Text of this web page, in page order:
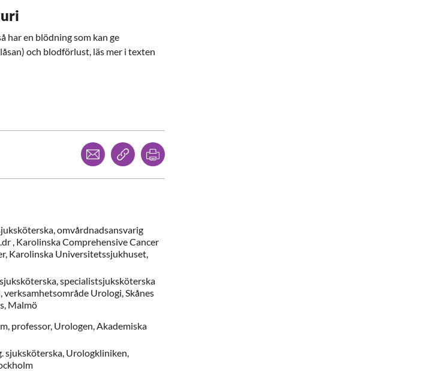
har en blödning som kan ge
och blodförlust, läs mer i texten
Dela via mejlKopiera länk
omvårdnadsansvarig
, Karolinska Comprehensive Cancer
Karolinska Universitetssjukhuset,
specialistsjuksköterska
verksamhetsområde Urologi, Skånes
Malmö
professor, Urologen, Akademiska
sjuksköterska, Urologkliniken,